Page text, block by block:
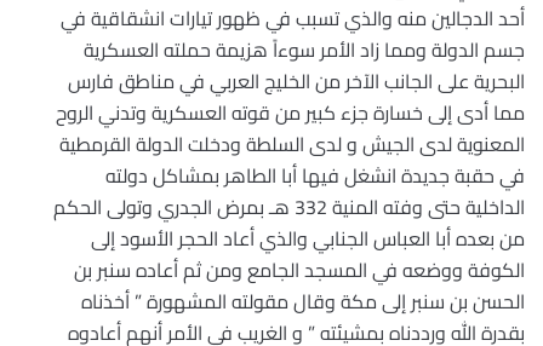
أحد الدجالين منه والذي تسبب في ظهور تيارات انشقاقية في
جسم الدولة ومما زاد الأمر سوءاً هزيمة حملته العسكرية
البحرية على الجانب الآخر من الخليج العربي في مناطق فارس
مما أدى إلى خسارة جزء كبير من قوته العسكرية وتدني الروح
المعنوية لدى الجيش و لدى السلطة ودخلت الدولة القرمطية
في حقبة جديدة انشغل فيها أبا الطاهر بمشاكل دولته
الداخلية حتى وفته المنية 332 هـ بمرض الجدري وتولى الحكم
من بعده أبا العباس الجنابي والذي أعاد الحجر الأسود إلى
الكوفة ووضعه في المسجد الجامع ومن ثم أعاده سنبر بن
الحسن بن سنبر إلى مكة وقال مقولته المشهورة ” أخذناه
بقدرة الله ورددناه بمشيئته ” و الغريب في الأمر أنهم أعادوه